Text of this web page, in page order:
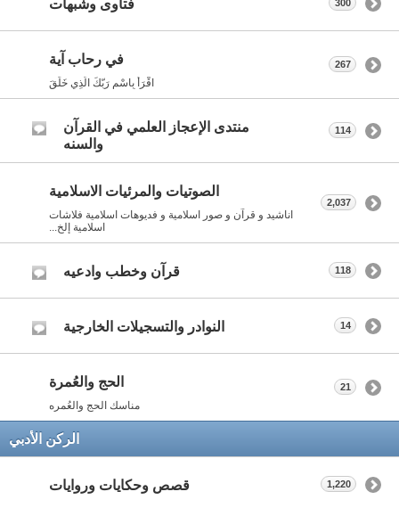
فتاوى وشبهات 300
في رحاب آية
اقْرَأْ بِاسْمِ رَبّكَ الّذِي خَلَقَ
267
منتدى الإعجاز العلمي في القرآن
والسنه
114
الصوتيات والمرئيات الاسلامية
اناشيد و قرآن و صور اسلامية و فديوهات اسلامية فلاشات
اسلامية إلخ...
2,037
قرآن وخطب وادعيه 118
النوادر والتسجيلات الخارجية 14
الحج والعُمرة
مناسك الحج والعُمره
21
الركن الأدبي
قصص وحكايات وروايات 1,220